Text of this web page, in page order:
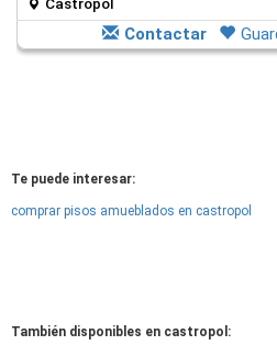
Contactar
Te puede interesar:
comprar pisos amueblados en castropol
También disponibles en castropol: